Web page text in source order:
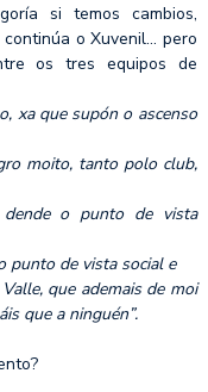
si temos cambios,
continúa o Xuvenil… pero
os tres equipos de
xa que supón o ascenso
moito, tanto polo club,
o punto de vista
punto de vista social e
que ademais de moi
que a ninguén”.